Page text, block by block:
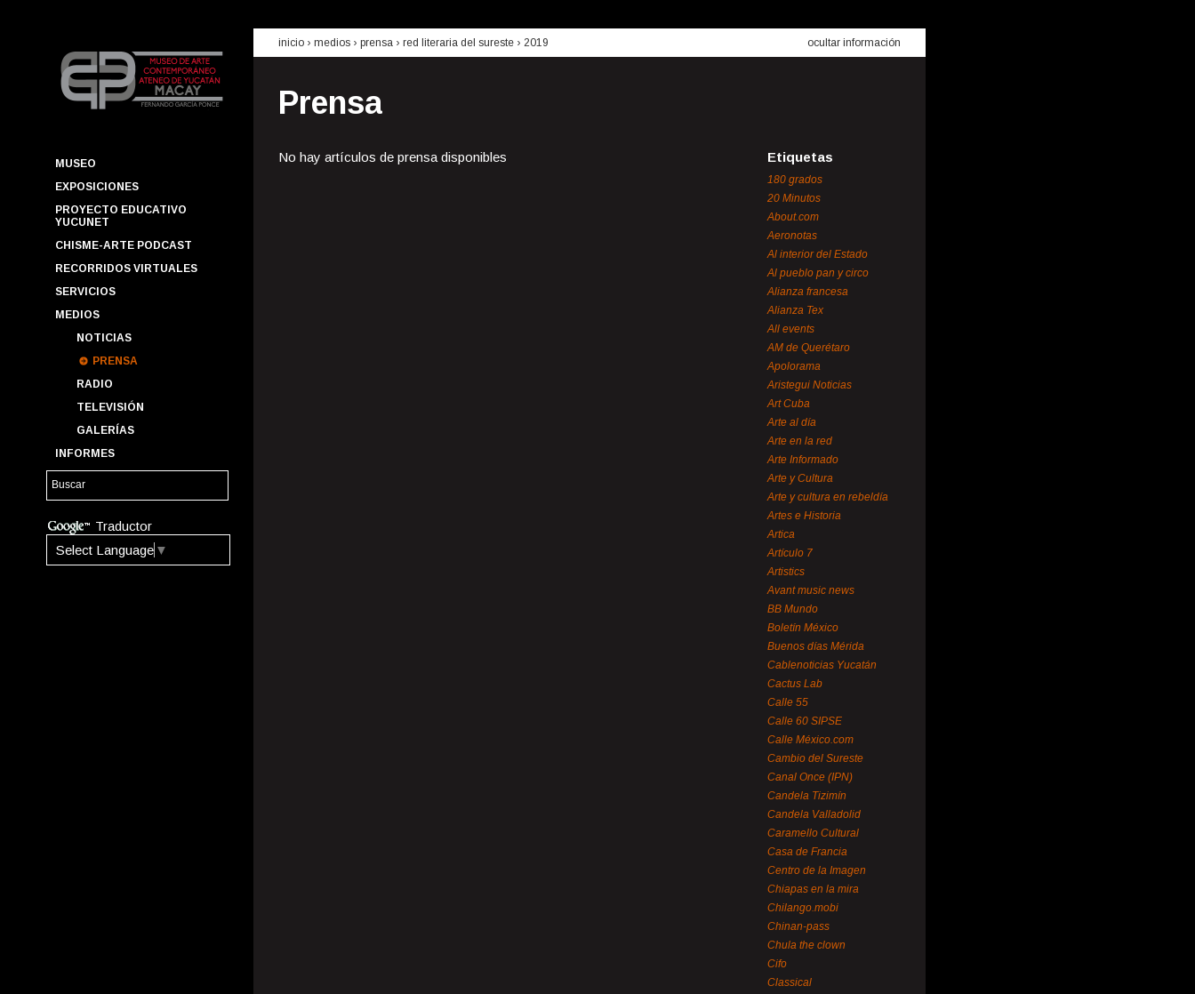
MUSEO
EXPOSICIONES
PROYECTO EDUCATIVO
YUCUNET
CHISME-ARTE PODCAST
RECORRIDOS VIRTUALES
SERVICIOS
MEDIOS
NOTICIAS
PRENSA
RADIO
TELEVISIÓN
GALERÍAS
INFORMES
Traductor
Select Language ▼
inicio › medios › prensa › red literaria del sureste › 2019 ocultar información
Prensa
No hay artículos de prensa disponibles Etiquetas
180 grados
20 Minutos
About.com
Aeronotas
Al interior del Estado
Al pueblo pan y circo
Alianza francesa
Alianza Tex
All events
AM de Querétaro
Apolorama
Aristegui Noticias
Art Cuba
Arte al día
Arte en la red
Arte Informado
Arte y Cultura
Arte y cultura en rebeldía
Artes e Historia
Artica
Artículo 7
Artistics
Avant music news
BB Mundo
Boletín México
Buenos días Mérida
Cablenoticias Yucatán
Cactus Lab
Calle 55
Calle 60 SIPSE
Calle México.com
Cambio del Sureste
Canal Once (IPN)
Candela Tizimín
Candela Valladolid
Caramello Cultural
Casa de Francia
Centro de la Imagen
Chiapas en la mira
Chilango.mobi
Chinan-pass
Chula the clown
Cifo
Classical